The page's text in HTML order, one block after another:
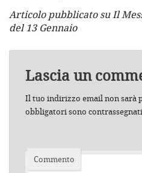
Articolo pubblicato su Il
del 13 Gennaio
Lascia un
Il tuo indirizzo email non sarà
obbligatori sono contrassegnati
Commento